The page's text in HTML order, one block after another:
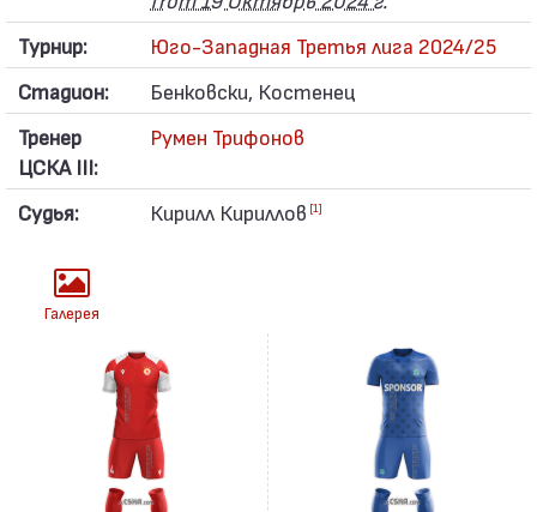
Турнир:
Юго-Западная Третья лига 2024/25
Стадион:
Бенковски, Костенец
Тренер
ЦСКА III:
Румен Трифонов
Судья: Кирилл Кириллов [1]
Галерея